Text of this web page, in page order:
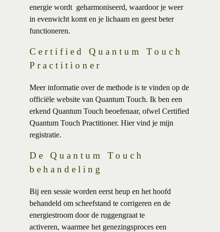
energie wordt geharmoniseerd, waardoor je weer
in evenwicht komt en je lichaam en geest beter
functioneren.
Certified Quantum Touch
Practitioner
Meer informatie over de methode is te vinden op de
officiële website van Quantum Touch. Ik ben een
erkend Quantum Touch beoefenaar, ofwel Certified
Quantum Touch Practitioner. Hier vind je mijn
registratie.
De Quantum Touch
behandeling
Bij een sessie worden eerst heup en het hoofd
behandeld om scheefstand te corrigeren en de
energiestroom door de ruggengraat te
activeren, waarmee het genezingsproces een